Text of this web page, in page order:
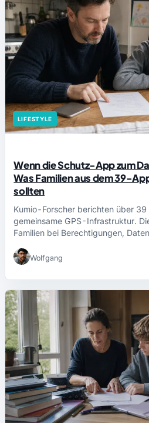
LIFESTYLE
Wenn die Schutz-App zum
Was Familien aus dem 39-
sollten
Kumio-Forscher berichten über 39
gemeinsame GPS-Infrastruktur.
Familien bei Berechtigungen,
Wolfgang